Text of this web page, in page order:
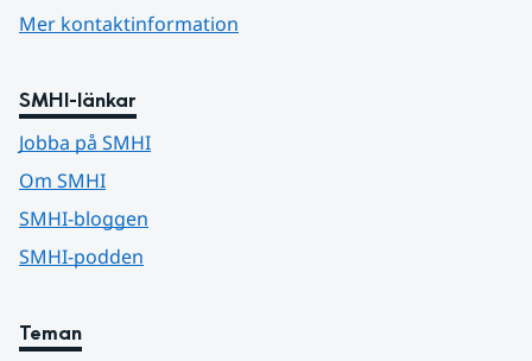
Mer kontaktinformation
SMHI-länkar
Jobba på SMHI
Om SMHI
SMHI-bloggen
SMHI-podden
Teman